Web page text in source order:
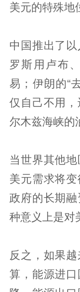
美元的特殊地
中国推出了
罗斯用卢布
易；伊朗的“
仅自己不用
尔木兹海峡的
当世界其他
美元需求将
政府的长期
种意义上是对
反之，如果
算，能源进